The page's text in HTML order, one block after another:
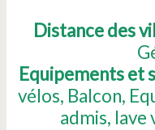
Distance des
Equipements et
vélos Balcon
admis lave